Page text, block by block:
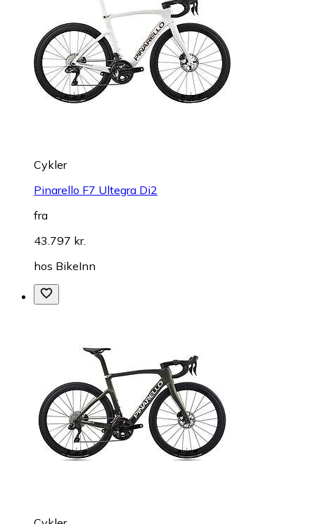
Cykler
Pinarello F7 Ultegra Di2
fra
43.797 kr.
hos BikeInn